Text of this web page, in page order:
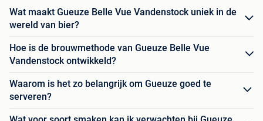
Wat maakt Gueuze Belle Vue Vandenstock uniek in de
wereld van bier?
Hoe is de brouwmethode van Gueuze Belle Vue
Vandenstock ontwikkeld?
Waarom is het zo belangrijk om Gueuze goed te
serveren?